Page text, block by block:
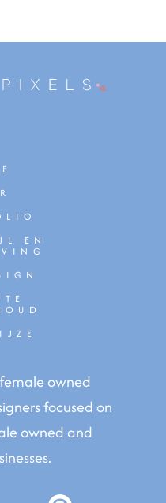
EN
female owned
focused on
owned and